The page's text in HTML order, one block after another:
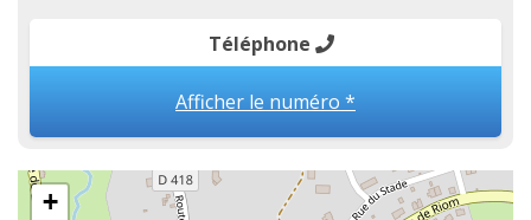
Téléphone
Afficher le numéro *
+